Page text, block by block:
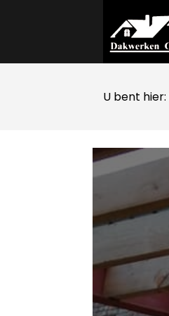
U bent hier: